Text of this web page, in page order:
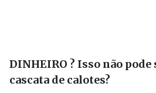
DINHEIRO ? Isso não
cascata de calotes?